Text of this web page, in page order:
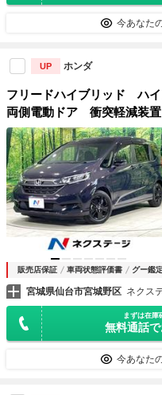
今あなた
UP ホンダ
フリードハイブリッド ハ
両側電動ドア 衝突軽減装
ブクルーズ バックカメラ
シートヒーター ＬＥＤヘ
ソナー ６人乗り 車線逸脱
販売店保証 車両状態評価書 グー鑑
宮城県仙台市宮城野区 ネクス
まずは在庫
無料通話
今あなた